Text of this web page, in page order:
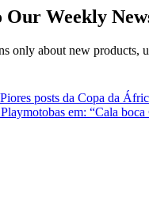
Our Weekly
only about new products,
posts da Copa da
em: “Cala